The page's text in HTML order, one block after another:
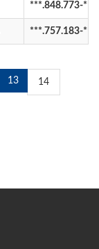
***.848.773-**
***.757.183-**
13 14